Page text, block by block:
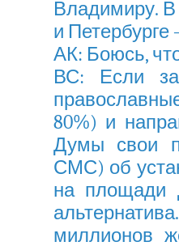
Владимиру. В
и Петербурге
АК: Боюсь,
ВС: Если
80%) и
Думы свои
СМС) об
на площади
миллионов